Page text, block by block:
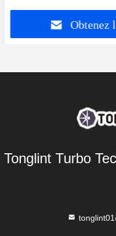
Obtenez
Tonglint Turbo